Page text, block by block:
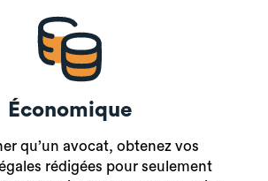
Économique
qu’un avocat, obtenez vos
rédigées pour seulement